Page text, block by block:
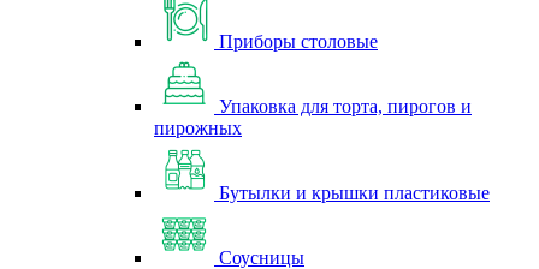
Приборы столовые
Упаковка для торта, пирогов и
пирожных
Бутылки и крышки пластиковые
Соусницы